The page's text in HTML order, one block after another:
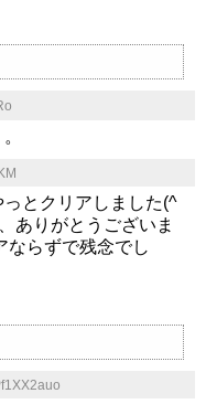
とクリアしました(^
ありがとうございま
ならずで残念でし